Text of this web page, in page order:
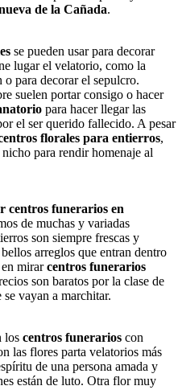
de la Cañada.
se pueden usar para decorar
lugar el velatorio, como la
para decorar el sepulcro.
suelen portar consigo o hacer
para hacer llegar las
el ser querido fallecido. A pesar
florales para entierros,
para rendir homenaje al
centros funerarios en
de muchas y variadas
son siempre frescas y
arreglos que entran dentro
mirarcentros funerarios
son baratos por la clase de
vayan a marchitar.
los centros funerarios con
las flores parta velatorios más
de una persona amada y
están de luto. Otra flor muy